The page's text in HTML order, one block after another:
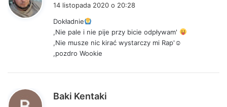
e
:
14 listopada 2020 o 20:28
Dokładnie
,Nie pale i nie pije przy bicie odpływam'
,Nie musze nic kirać wystarczy mi Rap'☺
,pozdro Wookie
Baki Kentaki